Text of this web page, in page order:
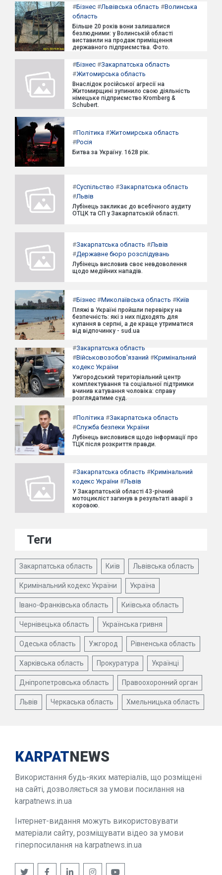
#Бізнес #Львівська область #Волинська
область
Більше 20 років вони залишалися
безлюдними: у Волинській області
виставили на продаж приміщення
державного підприємства. Фото.
#Бізнес #Закарпатська область
#Житомирська область
Внаслідок російської агресії на
Житомирщині зупинило свою діяльність
німецьке підприємство Kromberg &
Schubert.
#Політика #Житомирська область
#Росія
Битва за Україну. 1628 рік.
#Суспільство #Закарпатська область
#Львів
Лубінець закликає до всебічного аудиту
ОТЦК та СП у Закарпатській області.
#Закарпатська область #Львів
#Державне бюро розслідувань
Лубінець висловив своє невдоволення
щодо медійних нападів.
#Бізнес #Миколаївська область #Київ
Пляжі в Україні пройшли перевірку на
безпечність: які з них підходять для
купання в серпні, а де краще утриматися
від відпочинку - sud.ua
#Закарпатська область
#Військовозобов'язаний #Кримінальний
кодекс України
Ужгородський територіальний центр
комплектування та соціальної підтримки
вчинив катування чоловіка: справу
розглядатиме суд.
#Політика #Закарпатська область
#Служба безпеки України
Лубінець висловився щодо інформації про
ТЦК після розкриття правди.
#Закарпатська область #Кримінальний
кодекс України #Львів
У Закарпатській області 43-річний
мотоцикліст загинув в результаті аварії з
коровою.
Теги
Закарпатська область Київ Львівська область
Кримінальний кодекс України Україна
Івано-Франківська область Київська область
Чернівецька область Українська гривня
Одеська область Ужгород Рівненська область
Харківська область Прокуратура Українці
Дніпропетровська область Правоохоронний орган
Львів Черкаська область Хмельницька область
KARPATNEWS
Використання будь-яких матеріалів, що розміщені
на сайті, дозволяється за умови посилання на
karpatnews.in.ua
Інтернет-видання можуть використовувати
матеріали сайту, розміщувати відео за умови
гіперпосилання на karpatnews.in.ua